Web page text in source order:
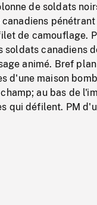
de soldats
pénétrant
de camouflage.
soldats canadiens
animé. Bref
d'une maison
au bas de
qui défilent. PM